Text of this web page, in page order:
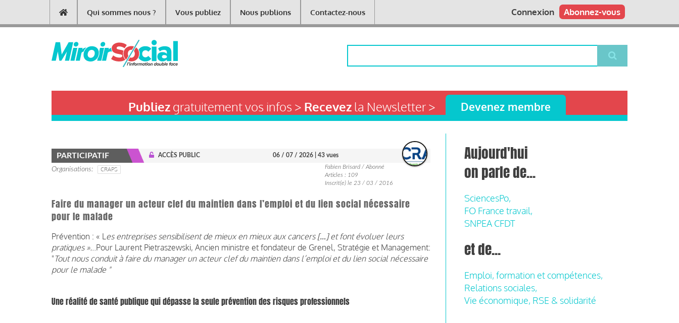
contenu
Main
navigation
Qui sommes nous ? Vous publiez Nous publions Contactez-nous Abonnez-vous
Connexion
Publiezgratuitement vos infos > Recevezla Newsletter > Devenez membre
PARTICIPATIF ACCÈS PUBLIC 06 / 07 / 2026 | 43 vues
Organisations CRAPS
Fabien Brisard / Abonné
Articles : 109
Inscrit(e) le 23 / 03 / 2016
Faire du manager un acteur clef du maintien dans l’emploi et du lien social nécessaire
pour le malade
Prévention : « L es entreprises sensibilisent de mieux en mieux aux cancers […] et font évoluer leurs
pratiques ». ..Pour Laurent Pietraszewski, Ancien ministre et fondateur de Grenel, Stratégie et Management:
" Tout nous conduit à faire du manager un acteur clef du maintien dans l’emploi et du lien social nécessaire
pour le malade "
Une réalité de santé publique qui dépasse la seule prévention des risques professionnels
Aujourd'hui
on parle de...
SciencesPo,
FO France travail,
SNPEA CFDT
et de...
Emploi, formation et compétences,
Relations sociales,
Vie économique, RSE & solidarité